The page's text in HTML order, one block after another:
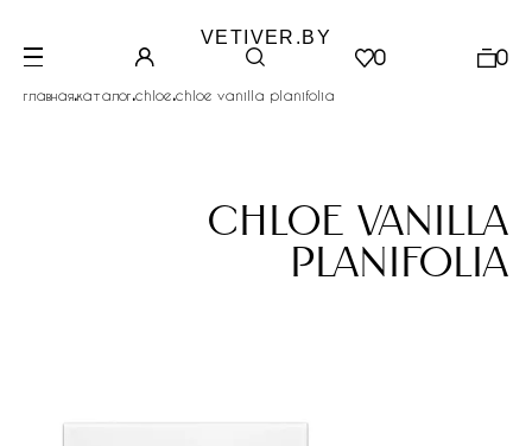
VETIVER.BY
0 0
главная.каталог.chloe.chloe vanilla planifolia
chloe vanilla
planifolia